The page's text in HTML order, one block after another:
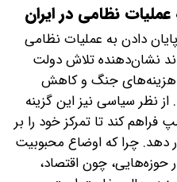
نظامی در ایران
دادن به عملیات نظامی
نشان‌دهنده تلاش دولت
هزینه‌های جنگ و کاهش
نظر سیاسی نیز این گزینه
کند تا تمرکز خود را بر
دهد. چرا که اوضاع محبوبیت
حوزه‌هایی، چون اقتصاد،